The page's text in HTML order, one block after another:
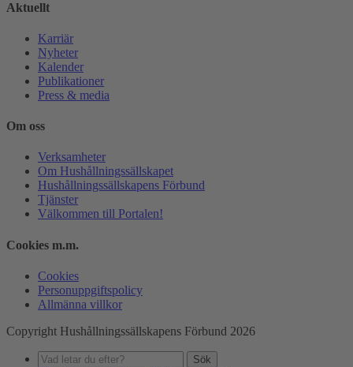
Aktuellt
Karriär
Nyheter
Kalender
Publikationer
Press & media
Om oss
Verksamheter
Om Hushållningssällskapet
Hushållningssällskapens Förbund
Tjänster
Välkommen till Portalen!
Cookies m.m.
Cookies
Personuppgiftspolicy
Allmänna villkor
Copyright Hushållningssällskapens Förbund 2026
Sök